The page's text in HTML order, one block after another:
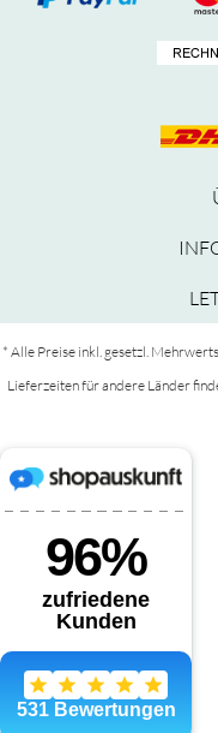
* Alle Preise inkl. gesetzl.
Lieferzeiten für andere Länder